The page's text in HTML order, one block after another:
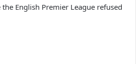
English Premier League refused